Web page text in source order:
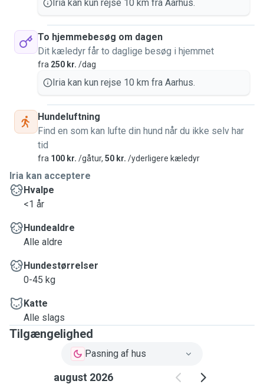
Iria kan kun rejse 10 km fra Aarhus.
To hjemmebesøg om dagen
Dit kæledyr får to daglige besøg i hjemmet
fra 250 kr. /dag
Iria kan kun rejse 10 km fra Aarhus.
Hundeluftning
Find en som kan lufte din hund når du ikke selv har
tid
fra 100 kr. /gåtur, 50 kr. /yderligere kæledyr
Iria kan acceptere
Hvalpe
<1 år
Hundealdre
Alle aldre
Hundestørrelser
0-45 kg
Katte
Alle slags
Tilgængelighed
Pasning af hus
august 2026